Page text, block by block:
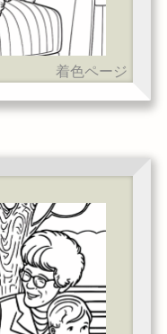
着色ページ